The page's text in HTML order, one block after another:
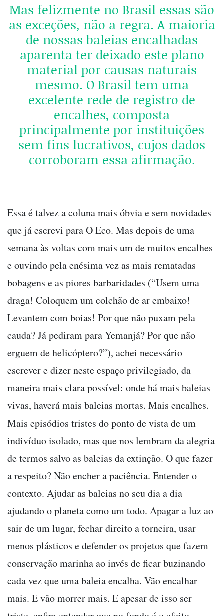
Mas felizmente no Brasil essas são
as exceções, não a regra. A maioria
de nossas baleias encalhadas
aparenta ter deixado este plano
material por causas naturais
mesmo. O Brasil tem uma
excelente rede de registro de
encalhes, composta
principalmente por instituições
sem fins lucrativos, cujos dados
corroboram essa afirmação.
Essa é talvez a coluna mais óbvia e sem novidades
que já escrevi para O Eco. Mas depois de uma
semana às voltas com mais um de muitos encalhes
e ouvindo pela enésima vez as mais rematadas
bobagens e as piores barbaridades (“Usem uma
draga! Coloquem um colchão de ar embaixo!
Levantem com boias! Por que não puxam pela
cauda? Já pediram para Yemanjá? Por que não
erguem de helicóptero?”), achei necessário
escrever e dizer neste espaço privilegiado, da
maneira mais clara possível: onde há mais baleias
vivas, haverá mais baleias mortas. Mais encalhes.
Mais episódios tristes do ponto de vista de um
indivíduo isolado, mas que nos lembram da alegria
de termos salvo as baleias da extinção. O que fazer
a respeito? Não encher a paciência. Entender o
contexto. Ajudar as baleias no seu dia a dia
ajudando o planeta como um todo. Apagar a luz ao
sair de um lugar, fechar direito a torneira, usar
menos plásticos e defender os projetos que fazem
conservação marinha ao invés de ficar buzinando
cada vez que uma baleia encalha. Vão encalhar
mais. E vão morrer mais. E apesar de isso ser